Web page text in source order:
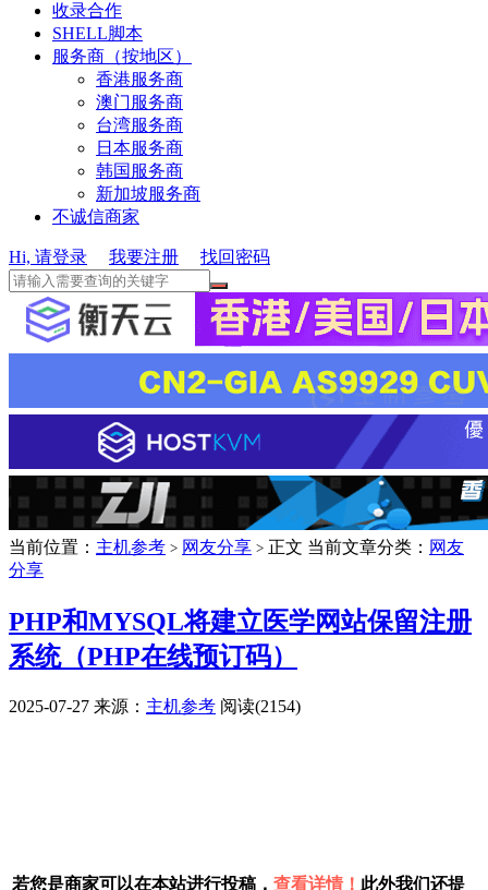
收录合作
SHELL脚本
服务商（按地区）
香港服务商
澳门服务商
台湾服务商
日本服务商
韩国服务商
新加坡服务商
不诚信商家
Hi, 请登录 我要注册 找回密码
当前位置： 主机参考 > 网友分享 > 正文 当前文章分类： 网友
分享
PHP和MYSQL将建立医学网站保留注册
系统（PHP在线预订码）
2025-07-27 来源： 主机参考 阅读(2154)
若您是商家可以在本站进行投稿， 查看详情！ 此外我们还提